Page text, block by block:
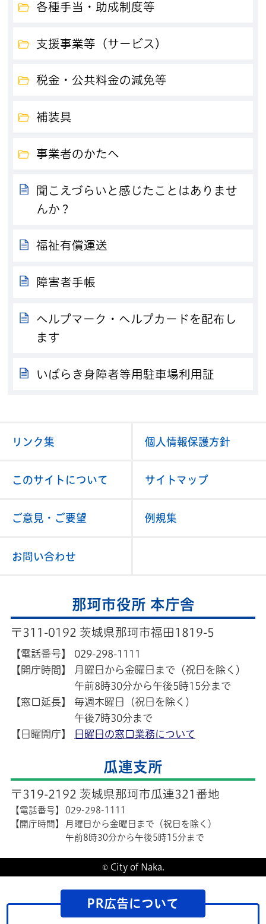
各種手当・助成制度等
支援事業等（サービス）
税金・公共料金の減免等
補装具
事業者のかたへ
聞こえづらいと感じたことはありませ
んか？
福祉有償運送
障害者手帳
ヘルプマーク・ヘルプカードを配布し
ます
いばらき身障者等用駐車場利用証
リンク集 個人情報保護方針
このサイトについて サイトマップ
ご意見・ご要望 例規集
お問い合わせ
那珂市役所 本庁舎
〒311-0192 茨城県那珂市福田1819-5
【電話番号】
029-298-1111
【開庁時間】
月曜日から金曜日まで（祝日を除く）
午前8時30分から午後5時15分まで
【窓口延長】
毎週木曜日（祝日を除く）
午後7時30分まで
【日曜開庁】
日曜日の窓口業務について
瓜連支所
〒319-2192 茨城県那珂市瓜連321番地
【電話番号】
029-298-1111
【開庁時間】
月曜日から金曜日まで（祝日を除く）
午前8時30分から午後5時15分まで
© City of Naka.
PR広告について